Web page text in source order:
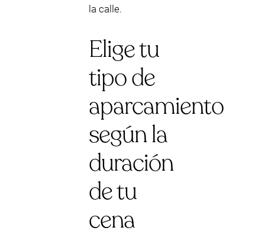
la calle.
Elige tu
tipo de
aparcamiento
según la
duración
de tu
cena